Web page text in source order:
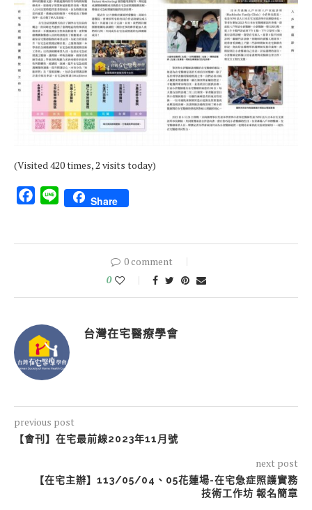
(Visited 420 times, 2 visits today)
Facebook
Line Share
0 comment
0
台灣在宅醫療學會
previous post
【會刊】在宅最前線2023年11月號
next post
【在宅主辦】113/05/04、05花蓮場-在宅急症照護實務
技術工作坊 報名簡章